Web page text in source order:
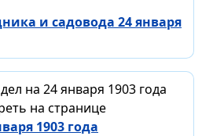
и садовода 24 января
на 24 января 1903 года
на странице
1903 года